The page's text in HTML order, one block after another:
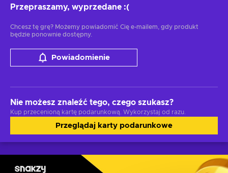
Przepraszamy, wyprzedane :(
Chcesz tę grę? Możemy powiadomić Cię e-mailem, gdy produkt
będzie ponownie dostępny.
Powiadomienie
Nie możesz znaleźć tego, czego szukasz?
Kup przecenioną kartę podarunkową. Wykorzystaj od razu.
Przeglądaj karty podarunkowe